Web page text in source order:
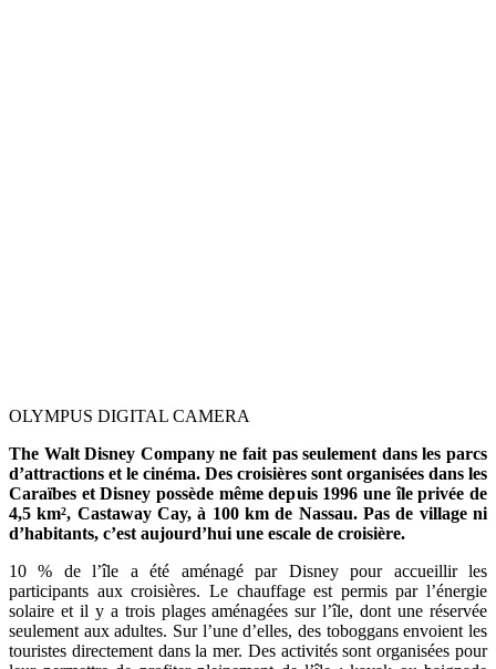
OLYMPUS DIGITAL CAMERA
The Walt Disney Company ne fait pas seulement dans les parcs
d’attractions et le cinéma. Des croisières sont organisées dans les
Caraïbes et Disney possède même depuis 1996 une île privée de
4,5 km², Castaway Cay, à 100 km de Nassau. Pas de village ni
d’habitants, c’est aujourd’hui une escale de croisière.
10 % de l’île a été aménagé par Disney pour accueillir les
participants aux croisières. Le chauffage est permis par l’énergie
solaire et il y a trois plages aménagées sur l’île, dont une réservée
seulement aux adultes. Sur l’une d’elles, des toboggans envoient les
touristes directement dans la mer. Des activités sont organisées pour